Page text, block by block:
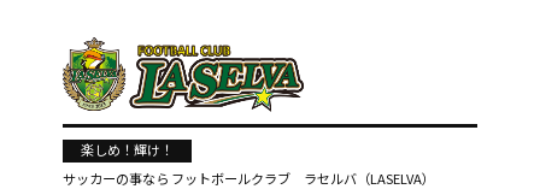
楽しめ！輝け！
サッカーの事なら フットボールクラブ ラセルバ（LASELVA）